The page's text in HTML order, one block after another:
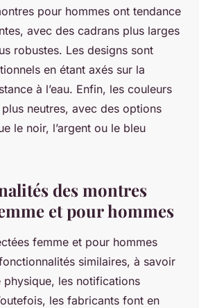
pour hommes ont tendance
avec des cadrans plus larges
robustes. Les designs sont
en étant axés sur la
à l’eau. Enfin, les couleurs
neutres, avec des options
le noir, l’argent ou le bleu
des montres
et pour hommes
femme et pour hommes
similaires, à savoir
physique, les notifications
les fabricants font en